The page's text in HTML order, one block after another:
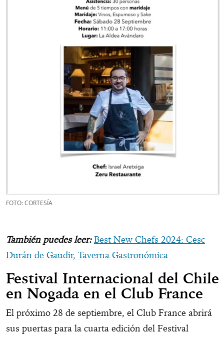
FOTO: CORTESÍA
También puedes leer: Best New Chefs 2024: Cesc
Durán de Gaudir, Taverna Gastronómica
Festival Internacional del Chile
en Nogada en el Club France
El próximo 28 de septiembre, el Club France abrirá
sus puertas para la cuarta edición del Festival